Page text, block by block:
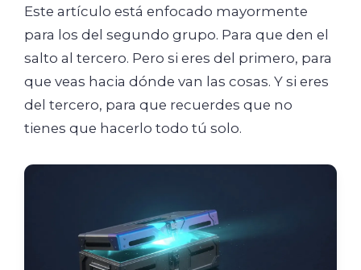
Este artículo está enfocado mayormente
para los del segundo grupo. Para que den el
salto al tercero. Pero si eres del primero, para
que veas hacia dónde van las cosas. Y si eres
del tercero, para que recuerdes que no
tienes que hacerlo todo tú solo.